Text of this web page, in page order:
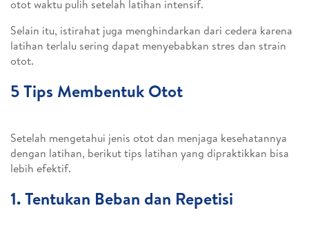
otot waktu pulih setelah latihan intensif.
Selain itu, istirahat juga menghindarkan dari cedera karena
latihan terlalu sering dapat menyebabkan stres dan strain
otot.
5 Tips Membentuk Otot
Setelah mengetahui jenis otot dan menjaga kesehatannya
dengan latihan, berikut tips latihan yang dipraktikkan bisa
lebih efektif.
1. Tentukan Beban dan Repetisi